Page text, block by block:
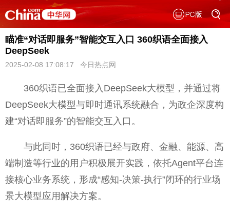
瞄准“对话即服务”智能交互入口 360织语全面接入
DeepSeek
2025-02-08 17:08:17 今日热点网
360织语已全面接入DeepSeek大模型，并通过将
DeepSeek大模型与即时通讯系统融合，为政企深度构
建“对话即服务”的智能交互入口。
与此同时，360织语已经与政府、金融、能源、高
端制造等行业的用户积极展开实践，依托Agent平台连
接核心业务系统，形成“感知-决策-执行”闭环的行业场
景大模型应用解决方案。